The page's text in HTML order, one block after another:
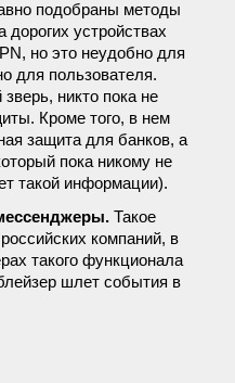
подобраны методы
дорогих устройствах
но это неудобно для
для пользователя.
никто пока не
Кроме того, в нем
защита для банков, а
пока никому не
такой информации).
Такое
компаний, в
такого функционала
шлет события в